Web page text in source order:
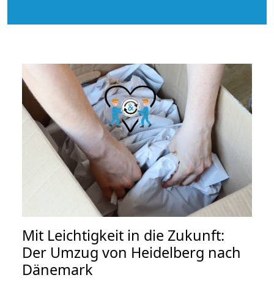
Mit Leichtigkeit in die Zukunft:
Der Umzug von Heidelberg nach
Dänemark